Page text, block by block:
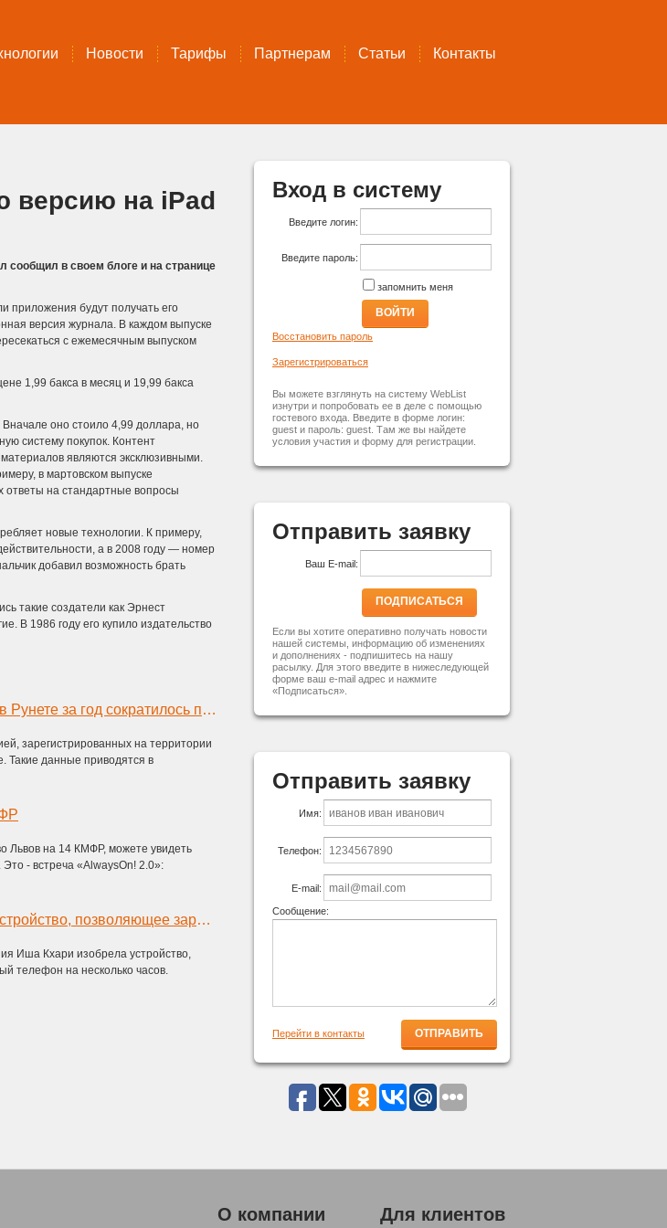
Новости Тарифы Партнерам Статьи Контакты
версию на iPad
в своем блоге и на странице
приложения будут получать его
версия журнала. В каждом выпуске
с ежемесячным выпуском
1,99 бакса в месяц и 19,99 бакса
оно стоило 4,99 доллара, но
систему покупок. Контент
являются эксклюзивными.
в мартовском выпуске
ответы на стандартные вопросы
новые технологии. К примеру,
а в 2008 году — номер
добавил возможность брать
такие создатели как Эрнест
В 1986 году его купило издательство
Число сайтов с детской порнографией в Рунете за год сократилось почти вдвое
зарегистрированных на территории
Такие данные приводятся в
Львов на 14 КМФР, можете увидеть
- встреча «AlwaysOn! 2.0»:
Американская школьница придумала устройство, позволяющее зарядить телефон за 20 секунд
Иша Кхари изобрела устройство,
телефон на несколько часов.
Вход в систему
Введите логин:
Введите пароль:
запомнить меня
ВОЙТИ
Восстановить пароль
Зарегистрироваться
Вы можете взглянуть на систему WebList
изнутри и попробовать ее в деле с помощью
гостевого входа. Введите в форме логин:
guest и пароль: guest. Там же вы найдете
условия участия и форму для регистрации.
Отправить заявку
Ваш E-mail:
ПОДПИСАТЬСЯ
Если вы хотите оперативно получать новости
нашей системы, информацию об изменениях
и дополнениях - подпишитесь на нашу
расылку. Для этого введите в нижеследующей
форме ваш e-mail адрес и нажмите
«Подписаться».
Отправить заявку
Имя:
Телефон:
E-mail:
Сообщение:
Перейти в контакты
О компании Для клиентов